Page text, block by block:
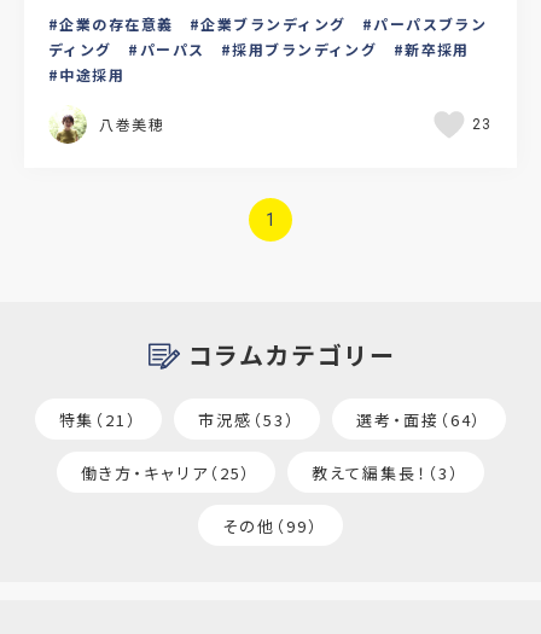
を行っていることをご存知でしょうか。さまざまな
企業がパーパスを…
企業の存在意義 企業ブランディング
パーパスブラン
ディング
パーパス 採用ブランディング
新卒採用
中途採用
八巻美穂 23
1
コラムカテゴリー
特集（21） 市況感（53） 選考・面接（64）
働き方・キャリア（25） 教えて編集長！（3）
その他（99）